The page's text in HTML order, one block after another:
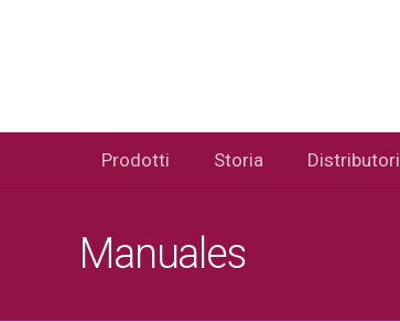
Prodotti Storia Distributori
Manuales